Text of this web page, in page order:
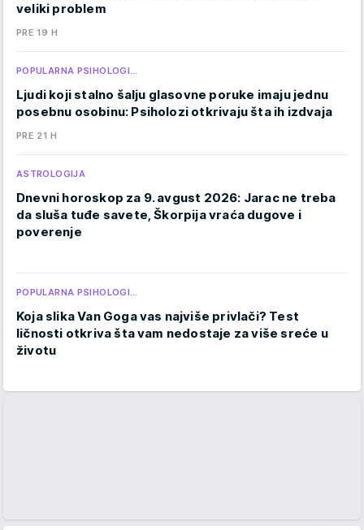
veliki problem
PRE 19 H
POPULARNA PSIHOLOGI…
Ljudi koji stalno šalju glasovne poruke imaju jednu
posebnu osobinu: Psiholozi otkrivaju šta ih izdvaja
PRE 21 H
ASTROLOGIJA
Dnevni horoskop za 9. avgust 2026: Jarac ne treba
da sluša tuđe savete, Škorpija vraća dugove i
poverenje
POPULARNA PSIHOLOGI…
Koja slika Van Goga vas najviše privlači? Test
ličnosti otkriva šta vam nedostaje za više sreće u
životu